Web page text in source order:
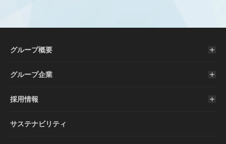
グループ概要
グループ企業
採用情報
サステナビリティ